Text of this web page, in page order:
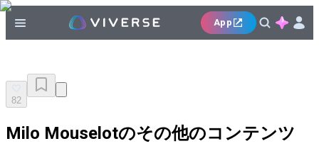
App
82
Milo Mouselotのその他のコンテンツ